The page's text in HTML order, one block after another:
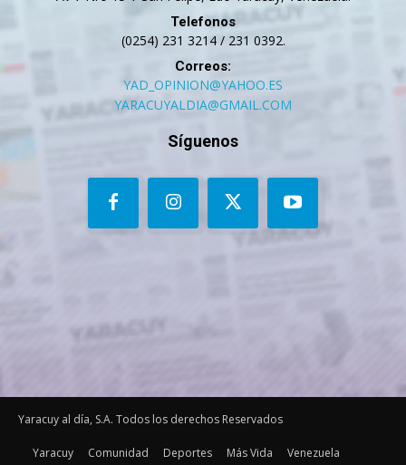
Telefonos
(0254) 231 3214 / 231 0392.
Correos:
YAD_OPINION@YAHOO.ES
YARACUYALDIA@GMAIL.COM
Síguenos
Yaracuy al día, S.A. Todos los derechos Reservados
Yaracuy Comunidad Deportes Más Vida
Venezuela